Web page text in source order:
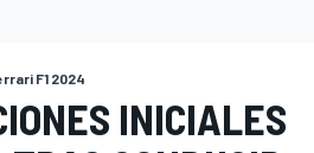
F1 2024
INICIALES